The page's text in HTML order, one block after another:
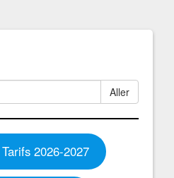
Aller
2026-2027